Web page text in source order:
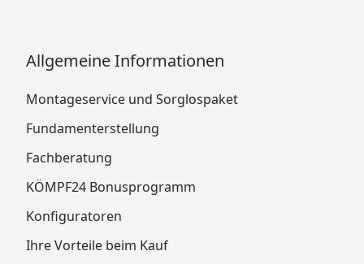
Allgemeine Informationen
Montageservice und Sorglospaket
Fundamenterstellung
Fachberatung
KÖMPF24 Bonusprogramm
Konfiguratoren
Ihre Vorteile beim Kauf